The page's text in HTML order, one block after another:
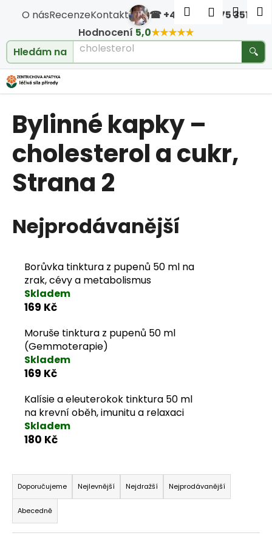
O násRecenzeKontakt ☎ +420 604 475 351
Hodnocení 5,0★★★★★
Hledám na
cholesterol
🔍
Hledat
Bylinné kapky –
cholesterol a cukr,
Strana 2
Nejprodávanější
Borůvka tinktura z pupenů 50 ml na
zrak, cévy a metabolismus
Skladem
169 Kč
Moruše tinktura z pupenů 50 ml
(Gemmoterapie)
Skladem
169 Kč
Kalísie a eleuterokok tinktura 50 ml
na krevní oběh, imunitu a relaxaci
Skladem
180 Kč
Řazení produktů
Doporučujeme Nejlevnější Nejdražší Nejprodávanější
Abecedně
Košík
C
o
p
o
t
ř
e
u
n
a
í
t
?